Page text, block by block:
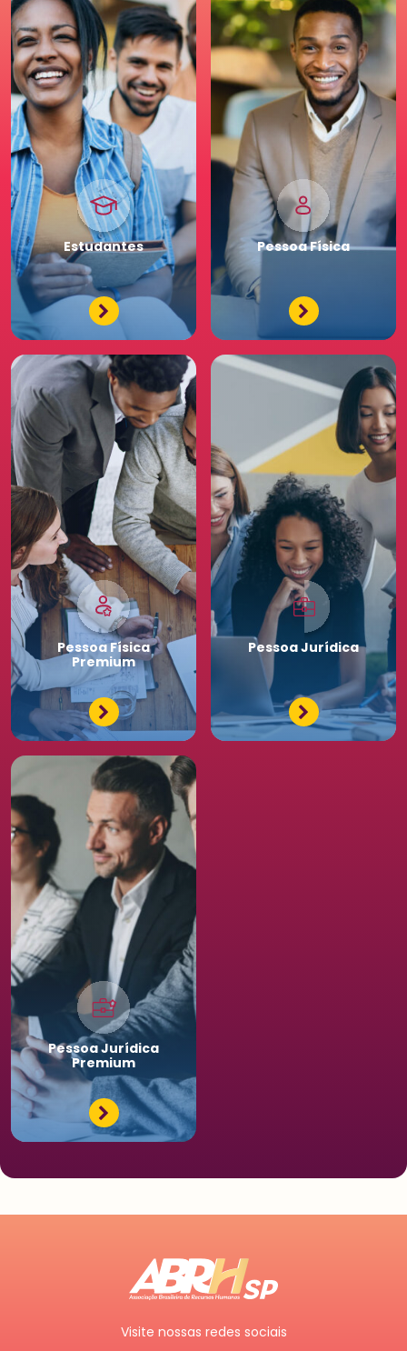
Estudantes PessoaFísica
PessoaFísica
Premium
PessoaJurídica
PessoaJurídica
Premium
Tenha acessos exclusivos
e diferenciados da maior
comunidade de Recursos
Humanos. Conheça os
benefícios diferenciados
para a sua equipe. Saia
na frente para o seu
negócio.
PessoaJurídica
Premium
Visite nossas redes sociais